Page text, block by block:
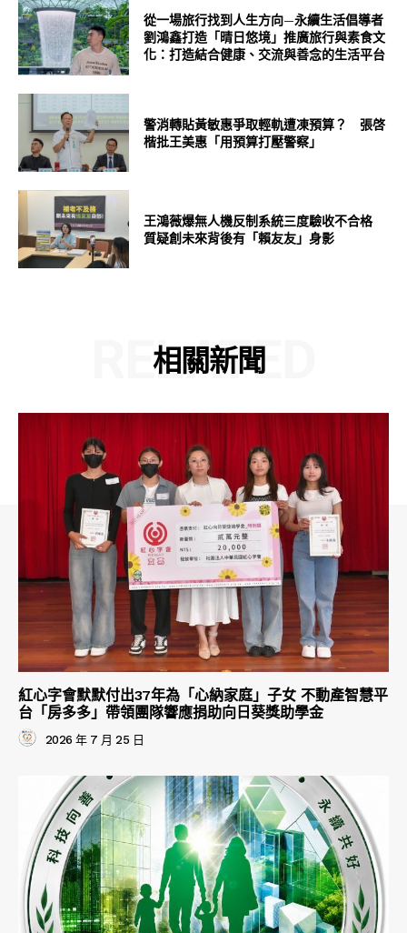
從一場旅行找到人生方向—永續生活倡導者
劉鴻鑫打造「晴日悠境」推廣旅行與素食文
化：打造結合健康、交流與善念的生活平台
警消轉貼黃敏惠爭取輕軌遭凍預算？ 張啓
楷批王美惠「用預算打壓警察」
王鴻薇爆無人機反制系統三度驗收不合格
質疑創未來背後有「賴友友」身影
相關新聞
RELATED
紅心字會默默付出37年為「心納家庭」子女 不動產智慧平
台「房多多」帶領團隊響應捐助向日葵獎助學金
2026 年 7 月 25 日